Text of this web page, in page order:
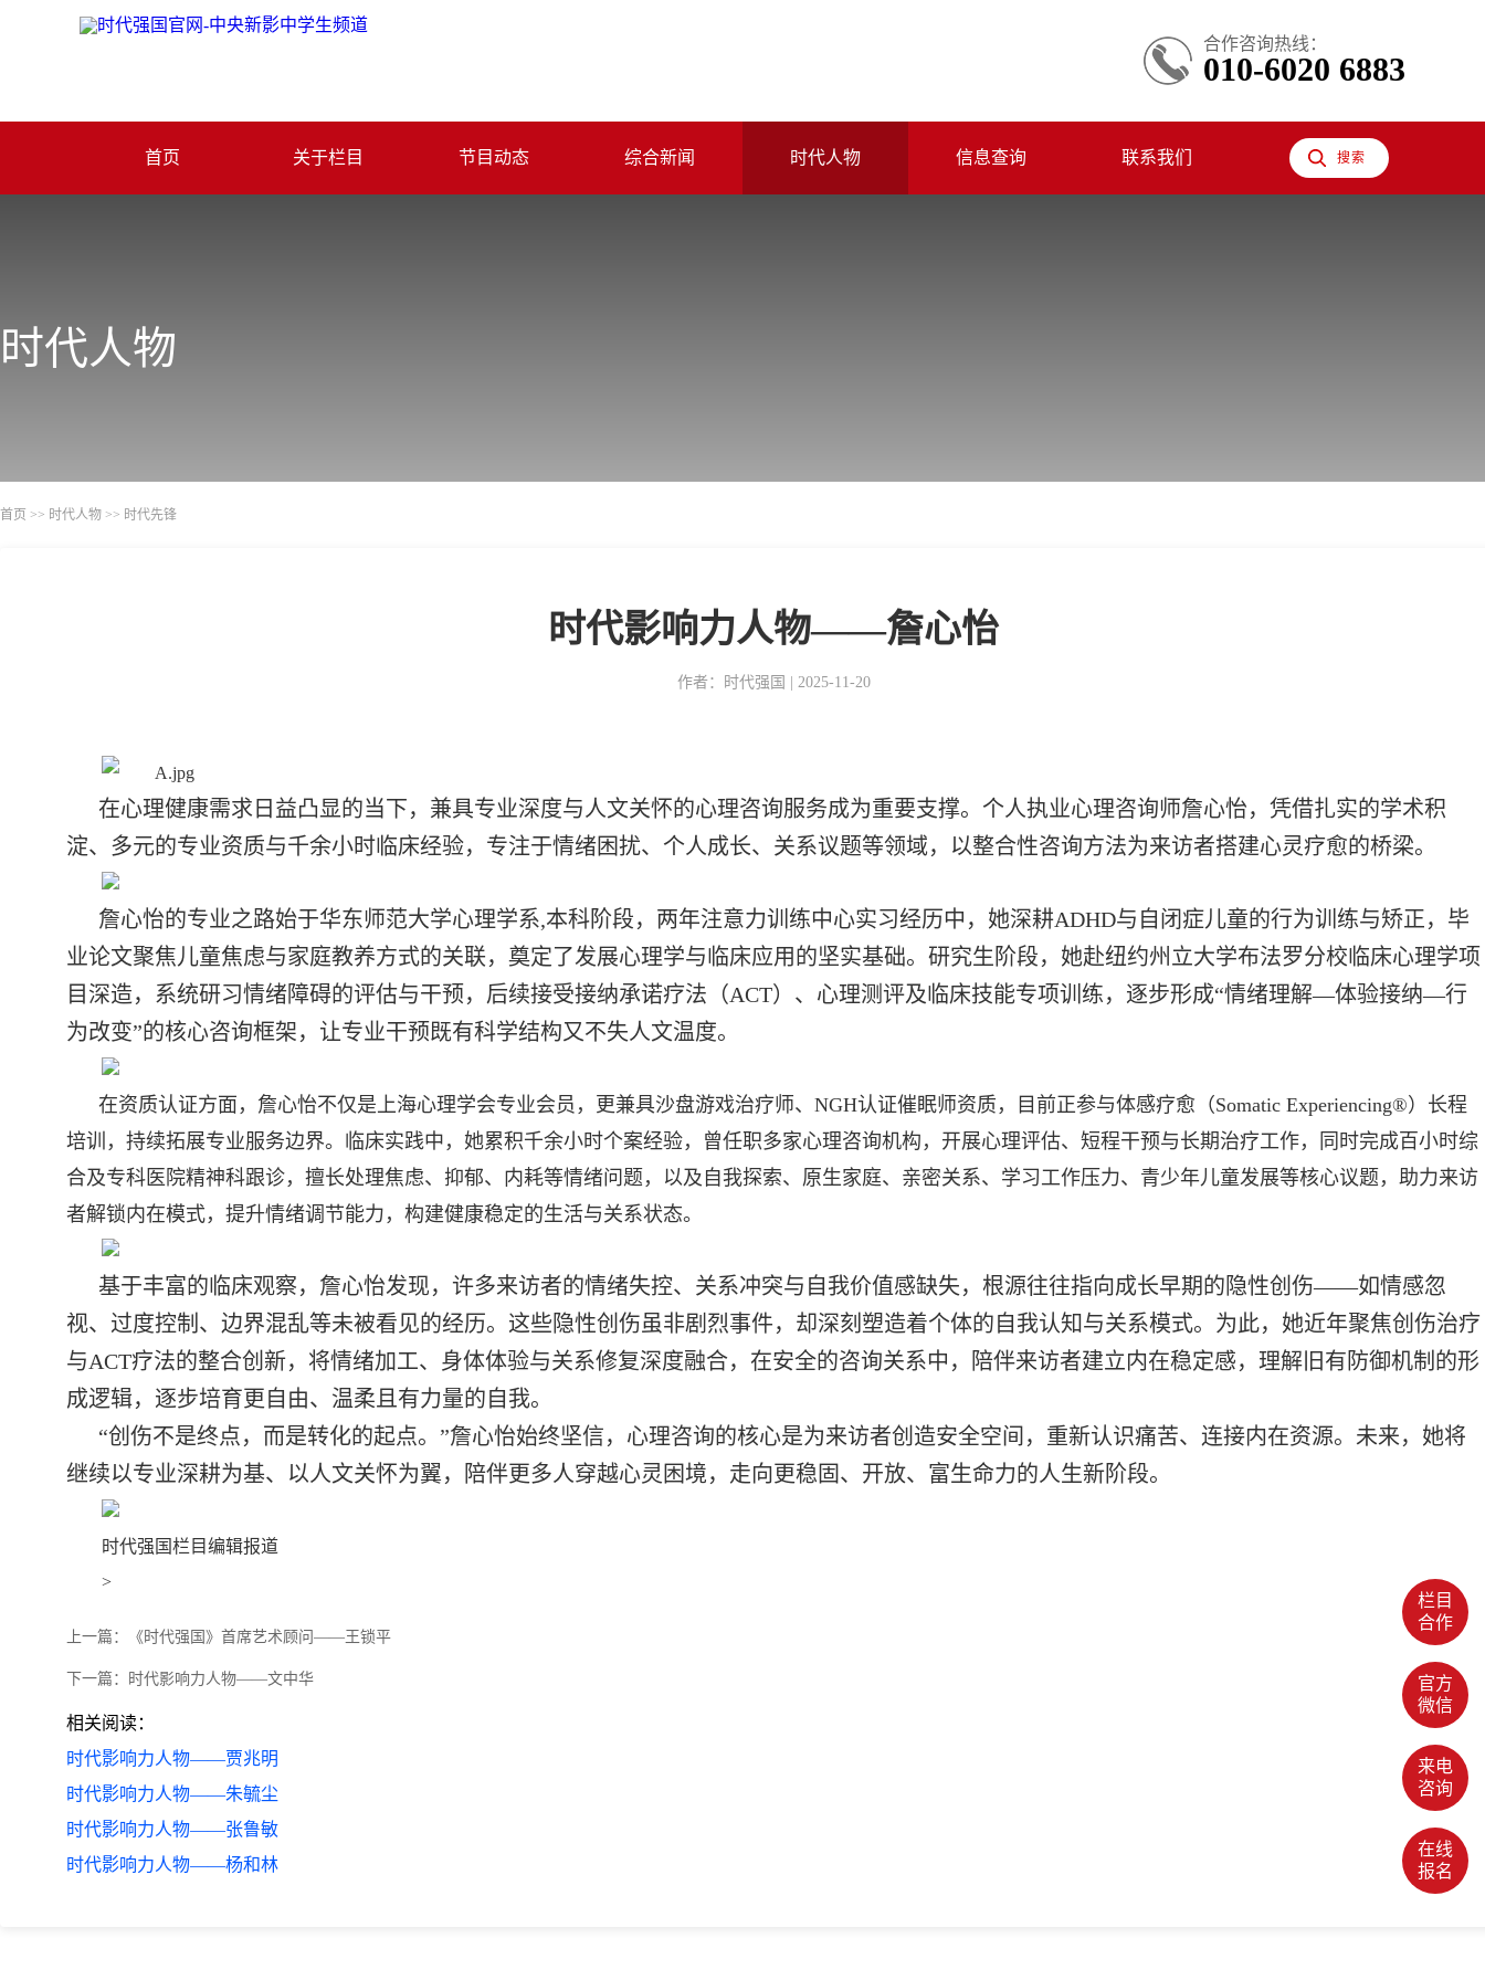
合作咨询热线：
010-6020 6883
首页 关于栏目 节目动态 综合新闻 时代人物 信息查询 联系我们
时代人物
首页 >> 时代人物 >> 时代先锋
时代影响力人物——詹心怡
作者：时代强国 | 2025-11-20
在心理健康需求日益凸显的当下，兼具专业深度与人文关怀的心理咨询服务成为重要支撑。个人执业心理咨询师詹心怡，凭借扎实的学术积
淀、多元的专业资质与千余小时临床经验，专注于情绪困扰、个人成长、关系议题等领域，以整合性咨询方法为来访者搭建心灵疗愈的桥梁。
詹心怡的专业之路始于华东师范大学心理学系,本科阶段，两年注意力训练中心实习经历中，她深耕ADHD与自闭症儿童的行为训练与矫正，毕
业论文聚焦儿童焦虑与家庭教养方式的关联，奠定了发展心理学与临床应用的坚实基础。研究生阶段，她赴纽约州立大学布法罗分校临床心理学项
目深造，系统研习情绪障碍的评估与干预，后续接受接纳承诺疗法（ACT）、心理测评及临床技能专项训练，逐步形成“情绪理解—体验接纳—行
为改变”的核心咨询框架，让专业干预既有科学结构又不失人文温度。
在资质认证方面，詹心怡不仅是上海心理学会专业会员，更兼具沙盘游戏治疗师、NGH认证催眠师资质，目前正参与体感疗愈（Somatic Experiencing®）长程
培训，持续拓展专业服务边界。临床实践中，她累积千余小时个案经验，曾任职多家心理咨询机构，开展心理评估、短程干预与长期治疗工作，同时完成百小时综
合及专科医院精神科跟诊，擅长处理焦虑、抑郁、内耗等情绪问题，以及自我探索、原生家庭、亲密关系、学习工作压力、青少年儿童发展等核心议题，助力来访
者解锁内在模式，提升情绪调节能力，构建健康稳定的生活与关系状态。
基于丰富的临床观察，詹心怡发现，许多来访者的情绪失控、关系冲突与自我价值感缺失，根源往往指向成长早期的隐性创伤——如情感忽
视、过度控制、边界混乱等未被看见的经历。这些隐性创伤虽非剧烈事件，却深刻塑造着个体的自我认知与关系模式。为此，她近年聚焦创伤治疗
与ACT疗法的整合创新，将情绪加工、身体体验与关系修复深度融合，在安全的咨询关系中，陪伴来访者建立内在稳定感，理解旧有防御机制的形
成逻辑，逐步培育更自由、温柔且有力量的自我。
“创伤不是终点，而是转化的起点。”詹心怡始终坚信，心理咨询的核心是为来访者创造安全空间，重新认识痛苦、连接内在资源。未来，她将
继续以专业深耕为基、以人文关怀为翼，陪伴更多人穿越心灵困境，走向更稳固、开放、富生命力的人生新阶段。
时代强国栏目编辑报道
>
上一篇： 《时代强国》首席艺术顾问——王锁平
下一篇： 时代影响力人物——文中华
相关阅读：
时代影响力人物——贾兆明
时代影响力人物——朱毓尘
时代影响力人物——张鲁敏
时代影响力人物——杨和林
栏目
合作
官方
微信
来电
咨询
在线
报名